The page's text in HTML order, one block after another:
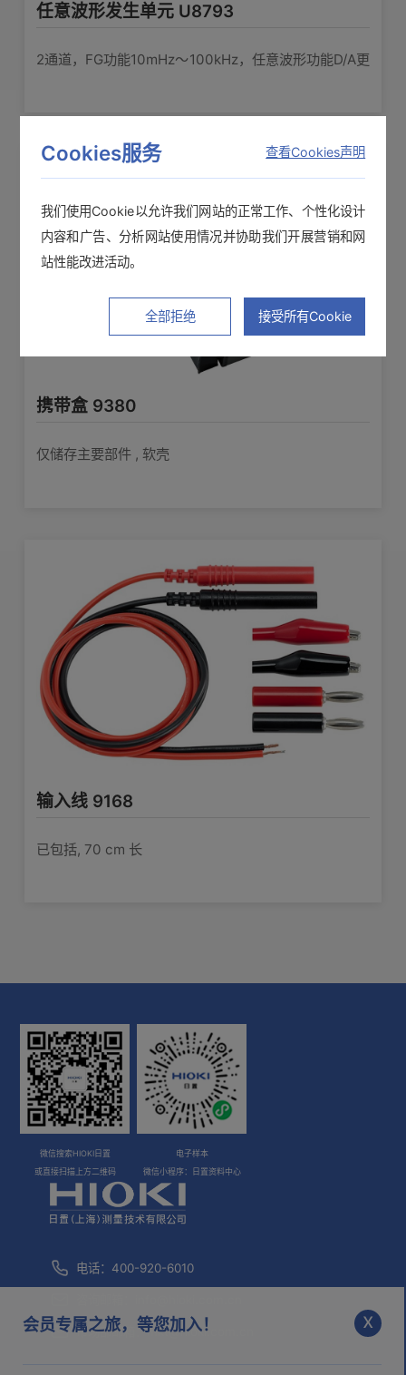
会员专属之旅，等您加入！ x
任意波形发生单元 U8793
2通道，FG功能10mHz〜100kHz，任意波形功能D/A更
携带盒 9380
仅储存主要部件 , 软壳
输入线 9168
已包括, 70 cm 长
微信搜索HIOKI日置
或直接扫描上方二维码
电子样本
微信小程序：日置资料中心
电话：400-920-6010
市场部邮箱：mkt@hioki.com.cn
Cookies服务 查看Cookies声明
我们使用Cookie以允许我们网站的正常工作、个性化设计
内容和广告、分析网站使用情况并协助我们开展营销和网
站性能改进活动。
全部拒绝 接受所有Cookie